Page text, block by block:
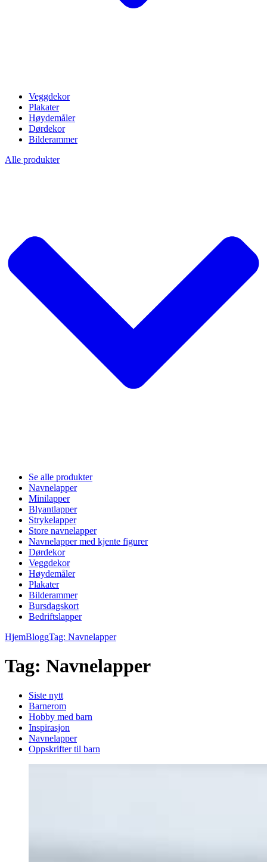
Veggdekor
Plakater
Høydemåler
Dørdekor
Bilderammer
Alle produkter
Se alle produkter
Navnelapper
Minilapper
Blyantlapper
Strykelapper
Store navnelapper
Navnelapper med kjente figurer
Dørdekor
Veggdekor
Høydemåler
Plakater
Bilderammer
Bursdagskort
Bedriftslapper
HjemBloggTag: Navnelapper
Tag: Navnelapper
Siste nytt
Barnerom
Hobby med barn
Inspirasjon
Navnelapper
Oppskrifter til barn